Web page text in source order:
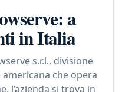
a
in Italia
s.r.l., divisione
che opera
l’azienda si trova in